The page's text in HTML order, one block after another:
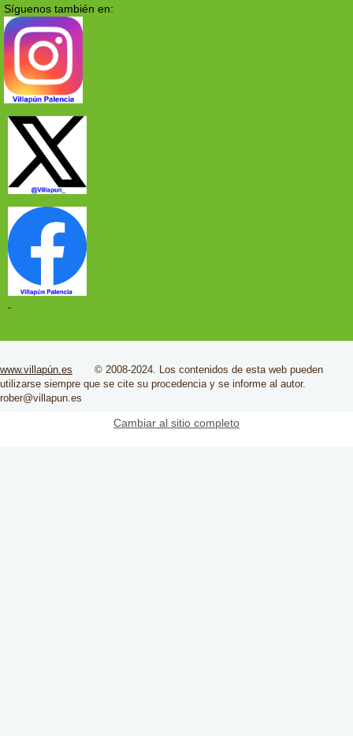
Síguenos también en:
www.villapún.es © 2008-2024. Los contenidos de esta web pueden
utilizarse siempre que se cite su procedencia y se informe al autor.
rober@villapun.es
Cambiar al sitio completo